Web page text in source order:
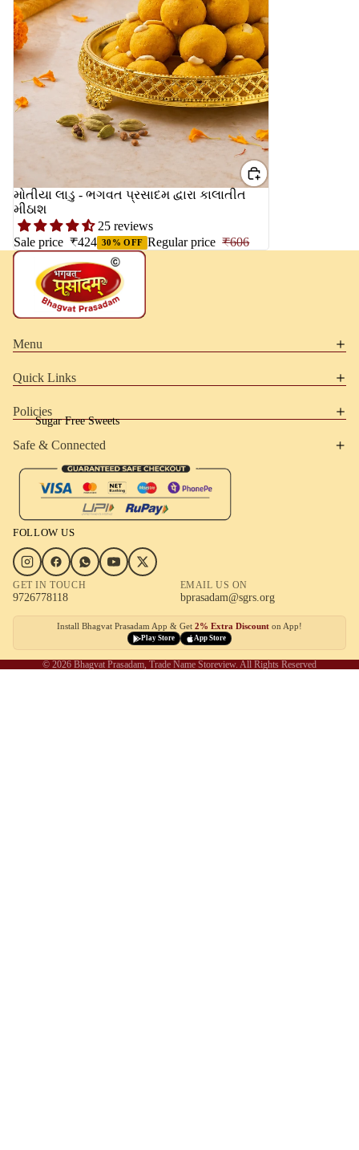
Sugar Free Sweets
મોતીયા લાડુ - ભગવત પ્રસાદમ દ્વારા કાલાતીત
મીઠાશ
25 reviews
Sale price ₹424 30% OFF Regular price ₹606
Menu
Quick Links
Policies
Safe & Connected
FOLLOW US
GET IN TOUCH
9726778118
EMAIL US ON
bprasadam@sgrs.org
Install Bhagvat Prasadam App & Get 2% Extra Discount on App!
Play Store App Store
© 2026 Bhagvat Prasadam, Trade Name Storeview. All Rights Reserved